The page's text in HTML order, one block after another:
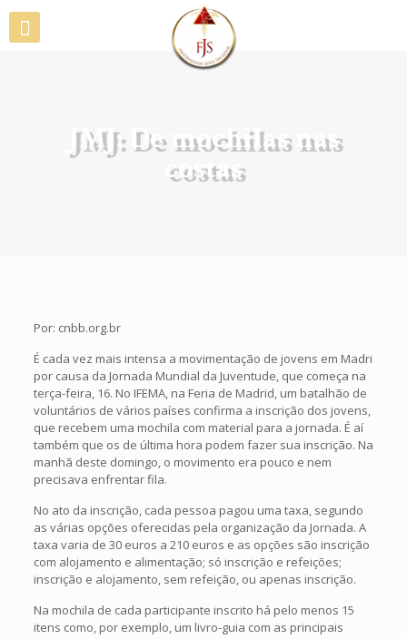
JMJ: De mochilas nas
costas
Por: cnbb.org.br
É cada vez mais intensa a movimentação de jovens em Madri
por causa da Jornada Mundial da Juventude, que começa na
terça-feira, 16. No IFEMA, na Feria de Madrid, um batalhão de
voluntários de vários países confirma a inscrição dos jovens,
que recebem uma mochila com material para a jornada. É aí
também que os de última hora podem fazer sua inscrição. Na
manhã deste domingo, o movimento era pouco e nem
precisava enfrentar fila.
No ato da inscrição, cada pessoa pagou uma taxa, segundo
as várias opções oferecidas pela organização da Jornada. A
taxa varia de 30 euros a 210 euros e as opções são inscrição
com alojamento e alimentação; só inscrição e refeições;
inscrição e alojamento, sem refeição, ou apenas inscrição.
Na mochila de cada participante inscrito há pelo menos 15
itens como, por exemplo, um livro-guia com as principais